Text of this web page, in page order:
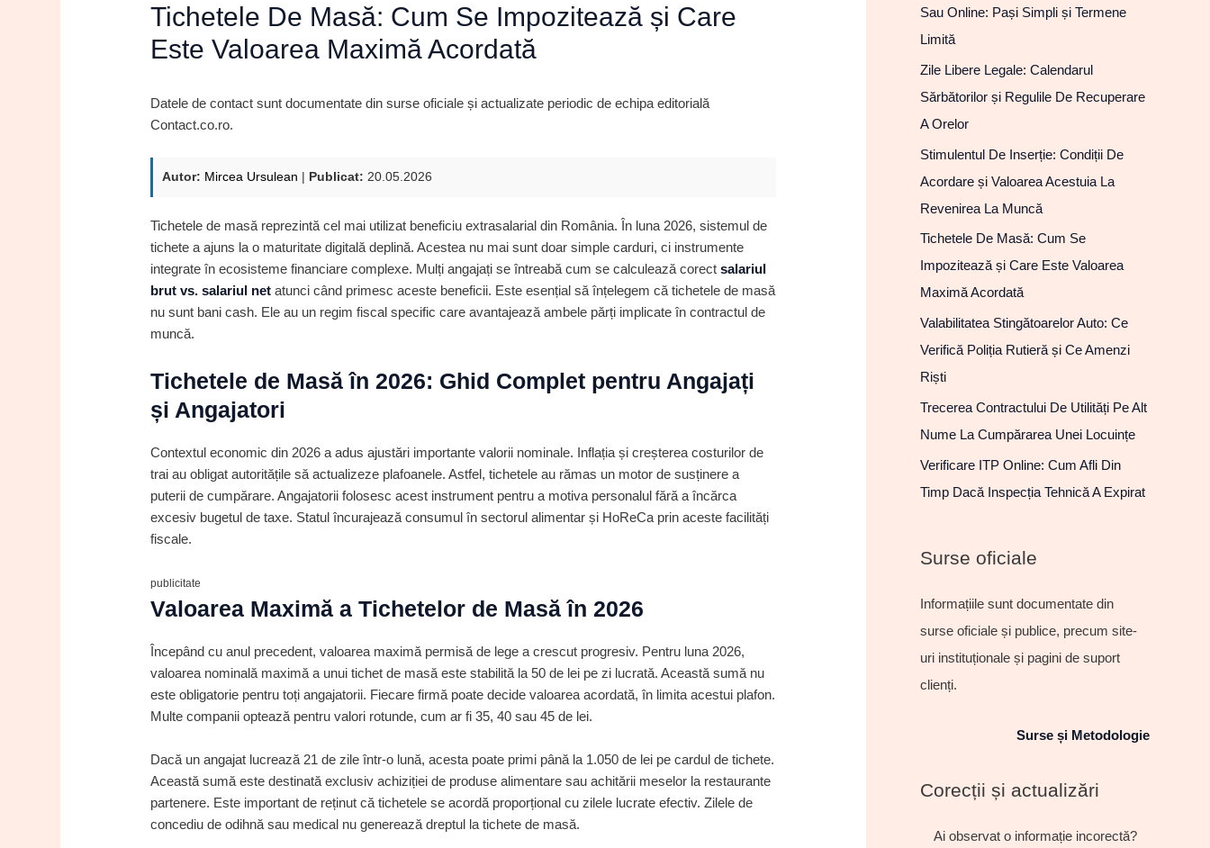
Tichetele De Masă: Cum Se Impozitează și Care
Este Valoarea Maximă Acordată
Datele de contact sunt documentate din surse oficiale și actualizate periodic de echipa editorială
Contact.co.ro.
Autor: Mircea Ursulean Publicat: 20.05.2026
Tichetele de masă reprezintă cel mai utilizat beneficiu extrasalarial din România. În luna 2026, sistemul de
tichete a ajuns la o maturitate digitală deplină. Acestea nu mai sunt doar simple carduri, ci instrumente
integrate în ecosisteme financiare complexe. Mulți angajați se întreabă cum se calculează corectsalariul
brut vs. salariul net atunci când primesc aceste beneficii. Este esențial să înțelegem că tichetele de masă
nu sunt bani cash. Ele au un regim fiscal specific care avantajează ambele părți implicate în contractul de
muncă.
Tichetele de Masă în 2026: Ghid Complet pentru Angajați
și Angajatori
Contextul economic din 2026 a adus ajustări importante valorii nominale. Inflația și creșterea costurilor de
trai au obligat autoritățile să actualizeze plafoanele. Astfel, tichetele au rămas un motor de susținere a
puterii de cumpărare. Angajatorii folosesc acest instrument pentru a motiva personalul fără a încărca
excesiv bugetul de taxe. Statul încurajează consumul în sectorul alimentar și HoReCa prin aceste facilități
fiscale.
publicitate
Valoarea Maximă a Tichetelor de Masă în 2026
Începând cu anul precedent, valoarea maximă permisă de lege a crescut progresiv. Pentru luna 2026,
valoarea nominală maximă a unui tichet de masă este stabilită la 50 de lei pe zi lucrată. Această sumă nu
este obligatorie pentru toți angajatorii. Fiecare firmă poate decide valoarea acordată, în limita acestui plafon.
Multe companii optează pentru valori rotunde, cum ar fi 35, 40 sau 45 de lei.
Dacă un angajat lucrează 21 de zile într-o lună, acesta poate primi până la 1.050 de lei pe cardul de tichete.
Această sumă este destinată exclusiv achiziției de produse alimentare sau achitării meselor la restaurante
partenere. Este important de reținut că tichetele se acordă proporțional cu zilele lucrate efectiv. Zilele de
concediu de odihnă sau medical nu generează dreptul la tichete de masă.
Sau Online: Pași Simpli și Termene
Limită
Zile Libere Legale: Calendarul
Sărbătorilor și Regulile De Recuperare
A Orelor
Stimulentul De Inserție: Condiții De
Acordare și Valoarea Acestuia La
Revenirea La Muncă
Tichetele De Masă: Cum Se
Impozitează și Care Este Valoarea
Maximă Acordată
Valabilitatea Stingătoarelor Auto: Ce
Verifică Poliția Rutieră și Ce Amenzi
Riști
Trecerea Contractului De Utilități Pe Alt
Nume La Cumpărarea Unei Locuințe
Verificare ITP Online: Cum Afli Din
Timp Dacă Inspecția Tehnică A Expirat
Surse oficiale
Informațiile sunt documentate din
surse oficiale și publice, precum site-
uri instituționale și pagini de suport
clienți.
Surse și Metodologie
Corecții și actualizări
Ai observat o informație incorectă?